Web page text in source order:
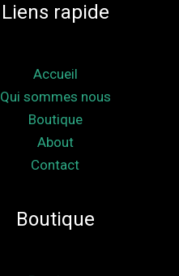
Liens rapide
Accueil
Qui sommes nous
Boutique
About
Contact
Boutique